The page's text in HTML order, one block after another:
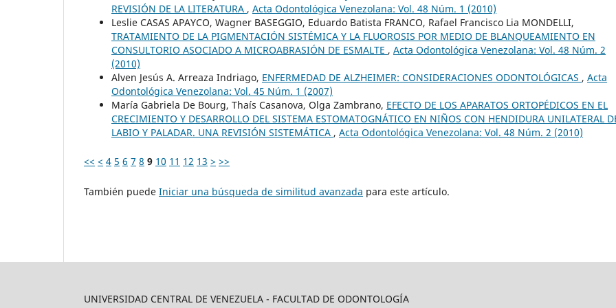
REVISIÓN DE LA LITERATURA , Acta Odontológica Venezolana: Vol. 48 Núm. 1 (2010)
Leslie CASAS APAYCO, Wagner BASEGGIO, Eduardo Batista FRANCO, Rafael Francisco Lia MONDELLI,
TRATAMIENTO DE LA PIGMENTACIÓN SISTÉMICA Y LA FLUOROSIS POR MEDIO DE BLANQUEAMIENTO EN
CONSULTORIO ASOCIADO A MICROABRASIÓN DE ESMALTE , Acta Odontológica Venezolana: Vol. 48 Núm. 2
(2010)
Alven Jesús A. Arreaza Indriago, ENFERMEDAD DE ALZHEIMER: CONSIDERACIONES ODONTOLÓGICAS , Acta
Odontológica Venezolana: Vol. 45 Núm. 1 (2007)
María Gabriela De Bourg, Thaís Casanova, Olga Zambrano, EFECTO DE LOS APARATOS ORTOPÉDICOS EN EL
CRECIMIENTO Y DESARROLLO DEL SISTEMA ESTOMATOGNÁTICO EN NIÑOS CON HENDIDURA UNILATERAL
LABIO Y PALADAR. UNA REVISIÓN SISTEMÁTICA , Acta Odontológica Venezolana: Vol. 48 Núm. 2 (2010)
<< < 4 5 6 7 8 9 10 11 12 13 > >>
También puede Iniciar una búsqueda de similitud avanzada para este artículo.
UNIVERSIDAD CENTRAL DE VENEZUELA - FACULTAD DE ODONTOLOGÍA